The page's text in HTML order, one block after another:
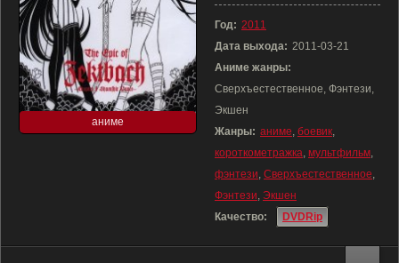
аниме
Год: 2011
Дата выхода: 2011-03-21
Аниме жанры:
Сверхъестественное, Фэнтези,
Экшен
Жанры: аниме, боевик,
короткометражка, мультфильм,
фэнтези, Сверхъестественное,
Фэнтези, Экшен
Качество:
DVDRip